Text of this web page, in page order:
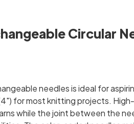
Circular
needles is ideal for
(4") for most knitting projects.
while the joint between the